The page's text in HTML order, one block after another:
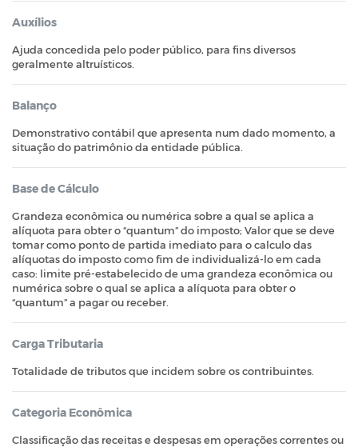
Auxílios
Ajuda concedida pelo poder público, para fins diversos
geralmente altruísticos.
Balanço
Demonstrativo contábil que apresenta num dado momento, a
situação do patrimônio da entidade pública.
Base de Cálculo
Grandeza econômica ou numérica sobre a qual se aplica a
alíquota para obter o “quantum” do imposto; Valor que se deve
tomar como ponto de partida imediato para o calculo das
alíquotas do imposto como fim de individualizá-lo em cada
caso: limite pré-estabelecido de uma grandeza econômica ou
numérica sobre o qual se aplica a alíquota para obter o
“quantum” a pagar ou receber.
Carga Tributaria
Totalidade de tributos que incidem sobre os contribuintes.
Categoria Econômica
Classificação das receitas e despesas em operações correntes ou